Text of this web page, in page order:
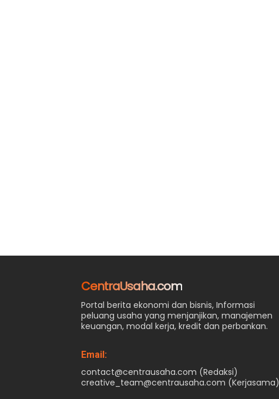
CentraUsaha.com
Portal berita ekonomi dan bisnis, Informasi
peluang usaha yang menjanjikan, manajemen
keuangan, modal kerja, kredit dan perbankan.
Email:
contact@centrausaha.com (Redaksi)
creative_team@centrausaha.com (Kerjasama)